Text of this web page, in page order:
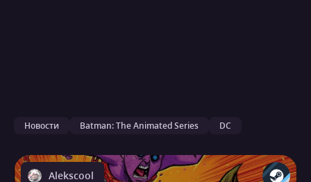
Новости Batman: The Animated Series DC
Alekscool